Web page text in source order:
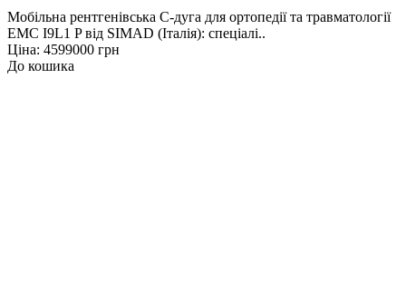
Мобільна рентгенівська С-дуга для ортопедії та травматології
EMC I9L1 P від SIMAD (Італія): спеціалі..
Ціна: 4599000 грн
До кошика